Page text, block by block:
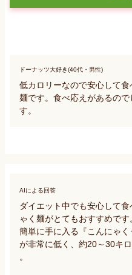
ドーナッツ大好き(40代・男性)
低カロリーなので安心して
麺です。食べ応えがあるの
す。
AIによる回答
ダイエット中でも安心して
ゃく麺がとてもおすすめで
簡単に手に入る『こんにゃ
が非常に低く、約20～30キ
。